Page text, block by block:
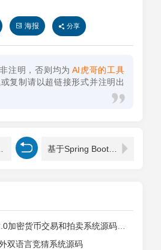
海报 分享
注明，否则均为 AI虎哥的工具
复制请以超链接形式并注明出
易和拍卖系统源码，前台新增中文后台全部汉化
双语言竞猜系统源码